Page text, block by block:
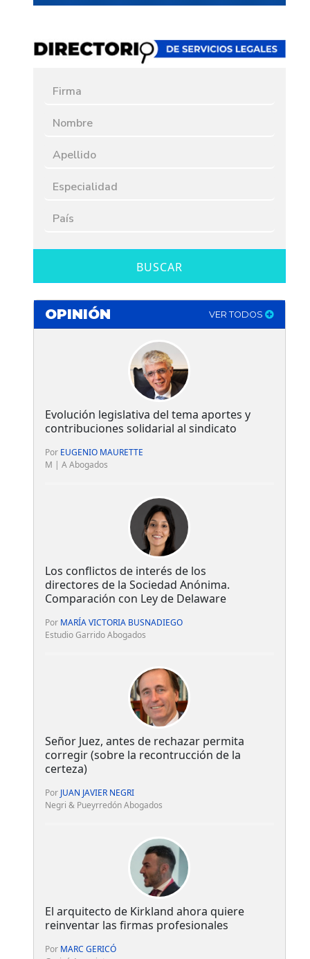
BUSCAR
OPINIÓN VER TODOS
Evolución legislativa del tema aportes y
contribuciones solidarial al sindicato
Por EUGENIO MAURETTE
M | A Abogados
Los conflictos de interés de los
directores de la Sociedad Anónima.
Comparación con Ley de Delaware
Por MARÍA VICTORIA BUSNADIEGO
Estudio Garrido Abogados
Señor Juez, antes de rechazar permita
corregir (sobre la recontrucción de la
certeza)
Por JUAN JAVIER NEGRI
Negri & Pueyrredón Abogados
El arquitecto de Kirkland ahora quiere
reinventar las firmas profesionales
Por MARC GERICÓ